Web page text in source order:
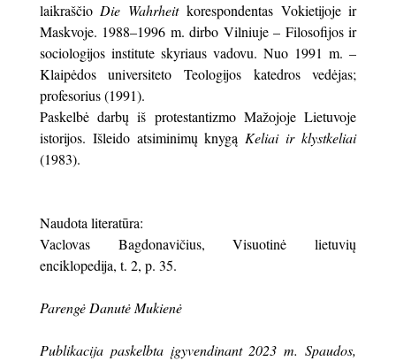
laikraščio Die Wahrheitkorespondentas Vokietijoje ir
Maskvoje. 1988–1996 m. dirbo Vilniuje – Filosofijos ir
sociologijos institute skyriaus vadovu. Nuo 1991 m. –
Klaipėdos universiteto Teologijos katedros vedėjas;
profesorius (1991).
Paskelbė darbų iš protestantizmo Mažojoje Lietuvoje
istorijos. Išleido atsiminimų knygą Keliai ir klystkeliai
(1983).
Naudota literatūra:
Vaclovas Bagdonavičius, Visuotinė lietuvių
enciklopedija, t. 2, p. 35.
Parengė Danutė Mukienė
Publikacija paskelbta įgyvendinant 2023 m. Spaudos,